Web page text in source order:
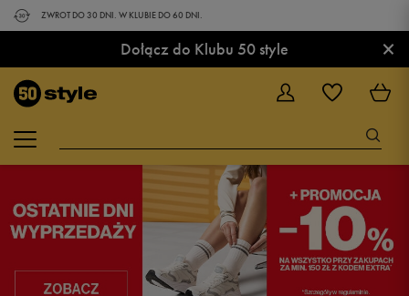
ZWROT DO 30 DNI. W KLUBIE DO 60 DNI.
Dołącz do Klubu 50 style ×